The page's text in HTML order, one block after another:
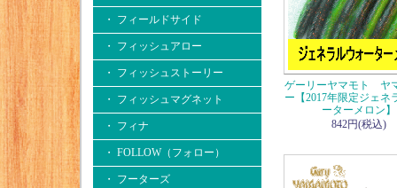
・ フィールドサイド
・ フィッシュアロー
・ フィッシュストーリー
・ フィッシュマグネット
・ フィナ
・ FOLLOW（フォロー）
・ フーターズ
ゲーリーヤマモト ヤ
ー【2017年限定ジェネ
ーターメロン】
842円(税込)